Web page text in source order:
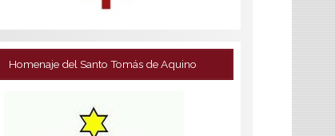
Homenaje del Santo Tomás de Aquino